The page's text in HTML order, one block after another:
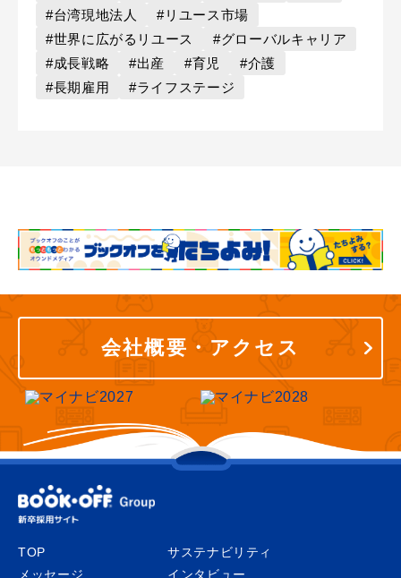
#台湾現地法人
#リユース市場
#世界に広がるリユース
#グローバルキャリア
#成長戦略
#出産 #育児
#介護
#長期雇用
#ライフステージ
会社概要・アクセス
TOP
メッセージ
サステナビリティ
インタビュー